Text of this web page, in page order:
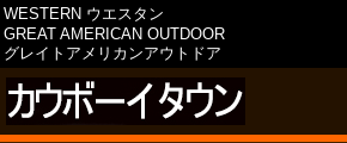
WESTERN ウエスタン
GREAT AMERICAN OUTDOOR
グレイトアメリカンアウトドア